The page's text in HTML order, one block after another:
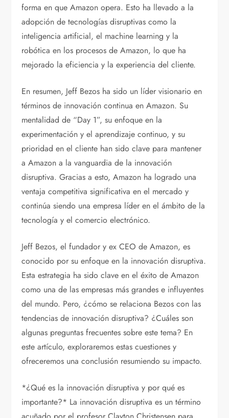
forma en que Amazon opera. Esto ha llevado a la
adopción de tecnologías disruptivas como la
inteligencia artificial, el machine learning y la
robótica en los procesos de Amazon, lo que ha
mejorado la eficiencia y la experiencia del cliente.
En resumen, Jeff Bezos ha sido un líder visionario en
términos de innovación continua en Amazon. Su
mentalidad de “Day 1”, su enfoque en la
experimentación y el aprendizaje continuo, y su
prioridad en el cliente han sido clave para mantener
a Amazon a la vanguardia de la innovación
disruptiva. Gracias a esto, Amazon ha logrado una
ventaja competitiva significativa en el mercado y
continúa siendo una empresa líder en el ámbito de la
tecnología y el comercio electrónico.
Jeff Bezos, el fundador y ex CEO de Amazon, es
conocido por su enfoque en la innovación disruptiva.
Esta estrategia ha sido clave en el éxito de Amazon
como una de las empresas más grandes e influyentes
del mundo. Pero, ¿cómo se relaciona Bezos con las
tendencias de innovación disruptiva? ¿Cuáles son
algunas preguntas frecuentes sobre este tema? En
este artículo, exploraremos estas cuestiones y
ofreceremos una conclusión resumiendo su impacto.
*¿Qué es la innovación disruptiva y por qué es
importante?* La innovación disruptiva es un término